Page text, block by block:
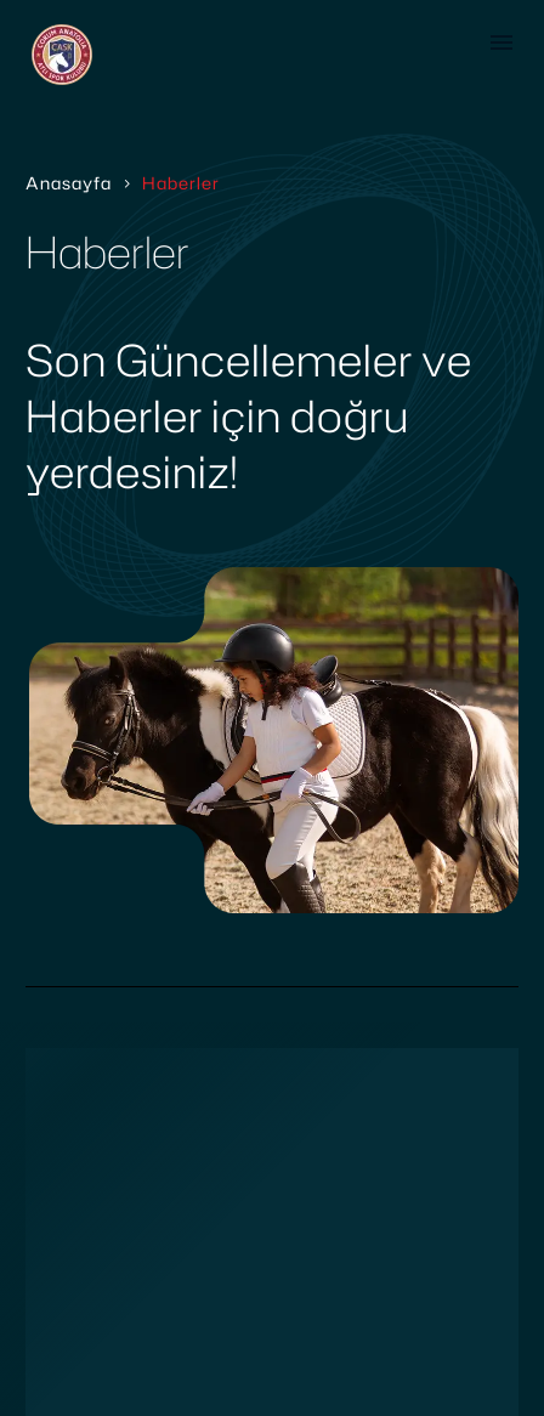
Anasayfa Haberler
Haberler
Son Güncellemeler ve
Haberler için doğru
yerdesiniz!